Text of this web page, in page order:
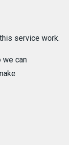
service work.
we can